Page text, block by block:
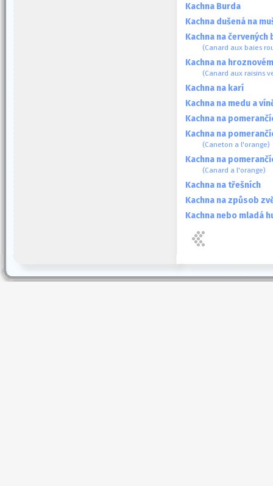
Kachna Burda
Kachna dušená na
Kachna na červených
(Canard aux baies
Kachna na
(Canard aux raisins
Kachna na karí
Kachna na medu a
Kachna na
Kachna na
(Caneton a l'orange)
Kachna na
(Canard a l'orange)
Kachna na třešních
Kachna na způsob
Kachna nebo mladá